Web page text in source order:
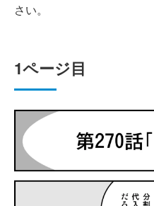
さい。
1ページ目